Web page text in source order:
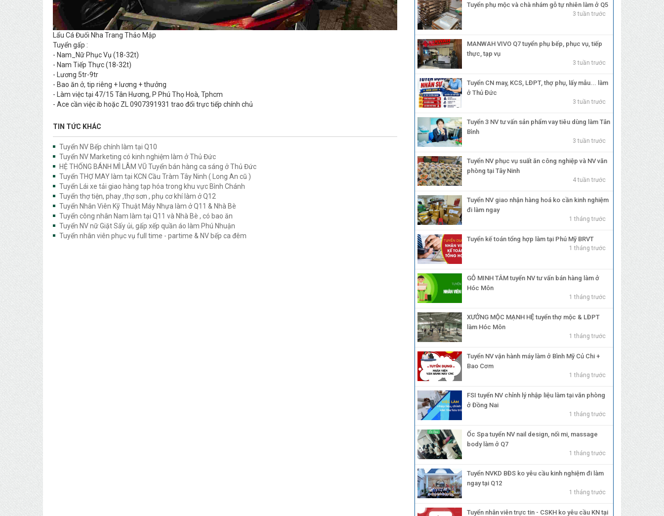
Lẩu Cá Đuối Nha Trang Thảo Mập
Tuyển gấp :
- Nam_Nữ Phục Vụ (18-32t)
- Nam Tiếp Thực (18-32t)
- Lương 5tr-9tr
- Bao ăn ở, tip riêng + lương + thưởng
- Làm việc tại 47/15 Tân Hương, P Phú Thọ Hoà, Tphcm
- Ace cần việc ib hoặc ZL 0907391931 trao đổi trực tiếp chính chủ
TIN TỨC KHÁC
Tuyển NV Bếp chính làm tại Q10
Tuyển NV Marketing có kinh nghiệm làm ở Thủ Đức
HỆ THỐNG BÁNH MÌ LÂM VŨ Tuyển bán hàng ca sáng ở Thủ Đức
Tuyển THỢ MAY làm tại KCN Cầu Tràm Tây Ninh ( Long An cũ )
Tuyển Lái xe tải giao hàng tạp hóa trong khu vực Bình Chánh
Tuyển thợ tiện, phay ,thợ sơn , phụ cơ khí làm ở Q12
Tuyển Nhân Viên Kỹ Thuật Máy Nhựa làm ở Q11 & Nhà Bè
Tuyển công nhân Nam làm tại Q11 và Nhà Bè , có bao ăn
Tuyển NV nữ Giặt Sấy ủi, gấp xếp quần áo làm Phú Nhuận
Tuyển nhân viên phục vụ full time - partime & NV bếp ca đêm
Tuyển phụ mộc và chà nhám gỗ tự nhiên làm ở Q5
3 tuần trước
MANWAH VIVO Q7 tuyển phụ bếp, phục vụ, tiếp
thực, tạp vụ
3 tuần trước
Tuyển CN may, KCS, LĐPT, thợ phụ, lấy mẫu... làm
ở Thủ Đức
3 tuần trước
Tuyển 3 NV tư vấn sản phẩm vay tiêu dùng làm Tân
Bình
3 tuần trước
Tuyển NV phục vụ suất ăn công nghiệp và NV văn
phòng tại Tây Ninh
4 tuần trước
Tuyển NV giao nhận hàng hoá ko cần kinh nghiệm
đi làm ngay
1 tháng trước
Tuyển kế toán tổng hợp làm tại Phú Mỹ BRVT
1 tháng trước
GỖ MINH TÂM tuyển NV tư vấn bán hàng làm ở
Hóc Môn
1 tháng trước
XƯỞNG MỘC MẠNH HỆ tuyển thợ mộc & LĐPT
làm Hóc Môn
1 tháng trước
Tuyển NV vận hành máy làm ở Bình Mỹ Củ Chi +
Bao Cơm
1 tháng trước
FSI tuyển NV chỉnh lý nhập liệu làm tại văn phòng
ở Đồng Nai
1 tháng trước
Ốc Spa tuyển NV nail design, nối mi, massage
body làm ở Q7
1 tháng trước
Tuyển NVKD BĐS ko yêu cầu kinh nghiệm đi làm
ngay tại Q12
1 tháng trước
Tuyển nhân viên trực tin - CSKH ko yêu cầu KN tại